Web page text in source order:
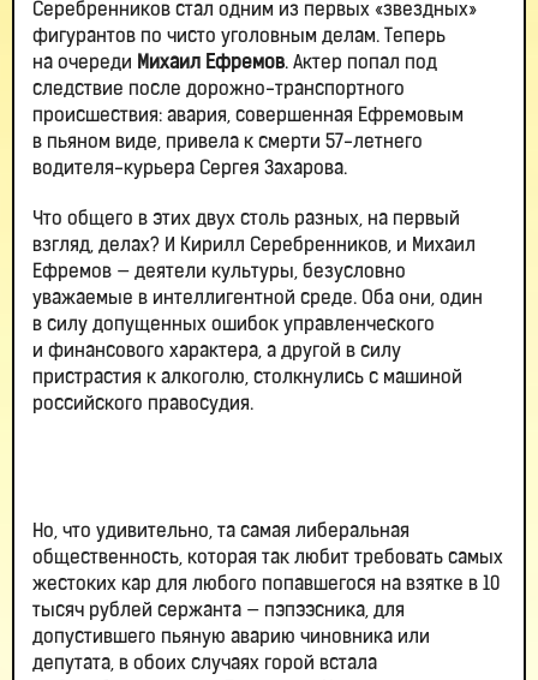
Серебренников стал одним из первых «звездных»
фигурантов по чисто уголовным делам. Теперь
на очереди Михаил Ефремов. Актер попал под
следствие после дорожно-транспортного
происшествия: авария, совершенная Ефремовым
в пьяном виде, привела к смерти 57-летнего
водителя-курьера Сергея Захарова.
Что общего в этих двух столь разных, на первый
взгляд, делах? И Кирилл Серебренников, и Михаил
Ефремов — деятели культуры, безусловно
уважаемые в интеллигентной среде. Оба они, один
в силу допущенных ошибок управленческого
и финансового характера, а другой в силу
пристрастия к алкоголю, столкнулись с машиной
российского правосудия.
Но, что удивительно, та самая либеральная
общественность, которая так любит требовать самых
жестоких кар для любого попавшегося на взятке в 10
тысяч рублей сержанта — пэпээсника, для
допустившего пьяную аварию чиновника или
депутата, в обоих случаях горой встала